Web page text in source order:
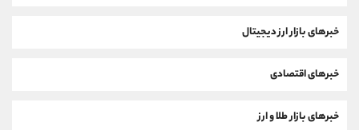
خبرهای بازار ارز دیجیتال
خبرهای اقتصادی
خبرهای بازار طلا و ارز